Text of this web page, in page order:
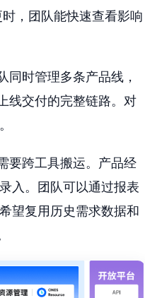
，团队能快速查看影响
同时管理多条产品线，
线交付的完整链路。对
要跨工具搬运。产品经
入。团队可以通过报表
望复用历史需求数据和